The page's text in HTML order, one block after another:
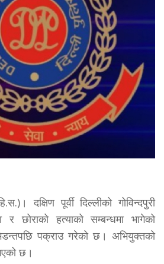
दक्षिण पूर्वी दिल्लीको गोविन्दपुरी
छोराको हत्याको सम्बन्धमा भागेको
पक्राउ गरेको छ। अभियुक्तको
छ।